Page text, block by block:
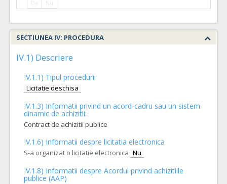
SECTIUNEA IV: PROCEDURA
IV.1) Descriere
IV.1.1) Tipul procedurii
Licitatie deschisa
IV.1.3) Informatii privind un acord-cadru sau un sistem
dinamic de achizitii:
Contract de achizitii publice
IV.1.6) Informatii despre licitatia electronica
S-a organizat o licitatie electronica Nu
IV.1.8) Informatii despre Acordul privind achizitiile
publice (AAP)